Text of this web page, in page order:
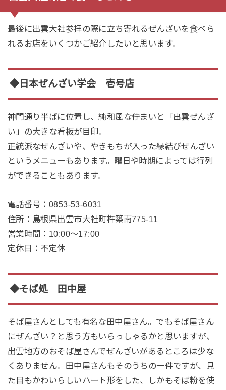
最後に出雲大社参拝の際に立ち寄れるぜんざいを食べら
れるお店をいくつかご紹介したいと思います。
◆日本ぜんざい学会 壱号店
神門通り半ばに位置し、純和風な佇まいと「出雲ぜんざ
い 」の大きな看板が目印。
正統派なぜんざいや、やきもちが入った縁結びぜんざい
というメニューもあります。曜日や時期によっては行列
ができることもあります。
電話番号 ：0853-53-6031
住所 ：島根県出雲市大社町杵築南775-11
営業時間 ：10:00～17:00
定休日
：不定休
◆そば処 田中屋
そば屋さんとしても有名な田中屋さん。でもそば屋さん
にぜんざい？と思う方もいらっしゃるかと思いますが、
出雲地方のおそば屋さんでぜんざいがあるところは少な
くありません。田中屋さんもそのうちの一件ですが、見
た目もかわいらしいハート形をした、しかもそば粉を使